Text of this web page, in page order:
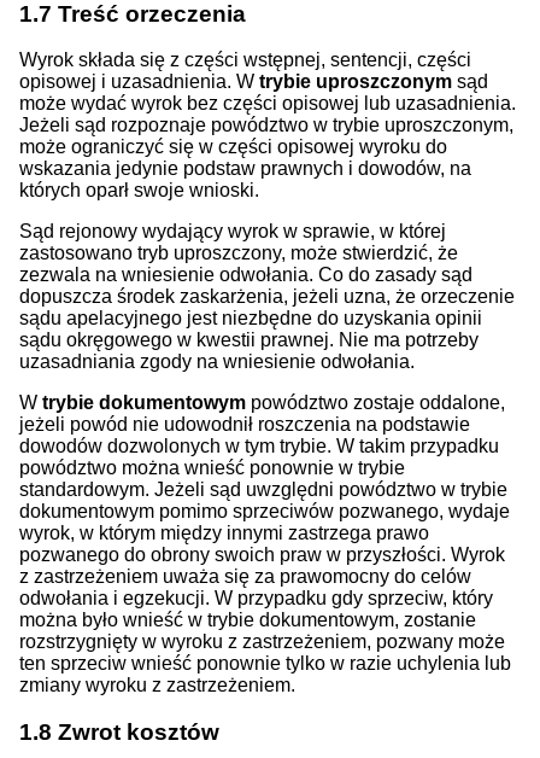
1.7 Treść orzeczenia
Wyrok składa się z części wstępnej, sentencji, części
opisowej i uzasadnienia. W trybie uproszczonym sąd
może wydać wyrok bez części opisowej lub uzasadnienia.
Jeżeli sąd rozpoznaje powództwo w trybie uproszczonym,
może ograniczyć się w części opisowej wyroku do
wskazania jedynie podstaw prawnych i dowodów, na
których oparł swoje wnioski.
Sąd rejonowy wydający wyrok w sprawie, w której
zastosowano tryb uproszczony, może stwierdzić, że
zezwala na wniesienie odwołania. Co do zasady sąd
dopuszcza środek zaskarżenia, jeżeli uzna, że orzeczenie
sądu apelacyjnego jest niezbędne do uzyskania opinii
sądu okręgowego w kwestii prawnej. Nie ma potrzeby
uzasadniania zgody na wniesienie odwołania.
W trybie dokumentowym powództwo zostaje oddalone,
jeżeli powód nie udowodnił roszczenia na podstawie
dowodów dozwolonych w tym trybie. W takim przypadku
powództwo można wnieść ponownie w trybie
standardowym. Jeżeli sąd uwzględni powództwo w trybie
dokumentowym pomimo sprzeciwów pozwanego, wydaje
wyrok, w którym między innymi zastrzega prawo
pozwanego do obrony swoich praw w przyszłości. Wyrok
z zastrzeżeniem uważa się za prawomocny do celów
odwołania i egzekucji. W przypadku gdy sprzeciw, który
można było wnieść w trybie dokumentowym, zostanie
rozstrzygnięty w wyroku z zastrzeżeniem, pozwany może
ten sprzeciw wnieść ponownie tylko w razie uchylenia lub
zmiany wyroku z zastrzeżeniem.
1.8 Zwrot kosztów